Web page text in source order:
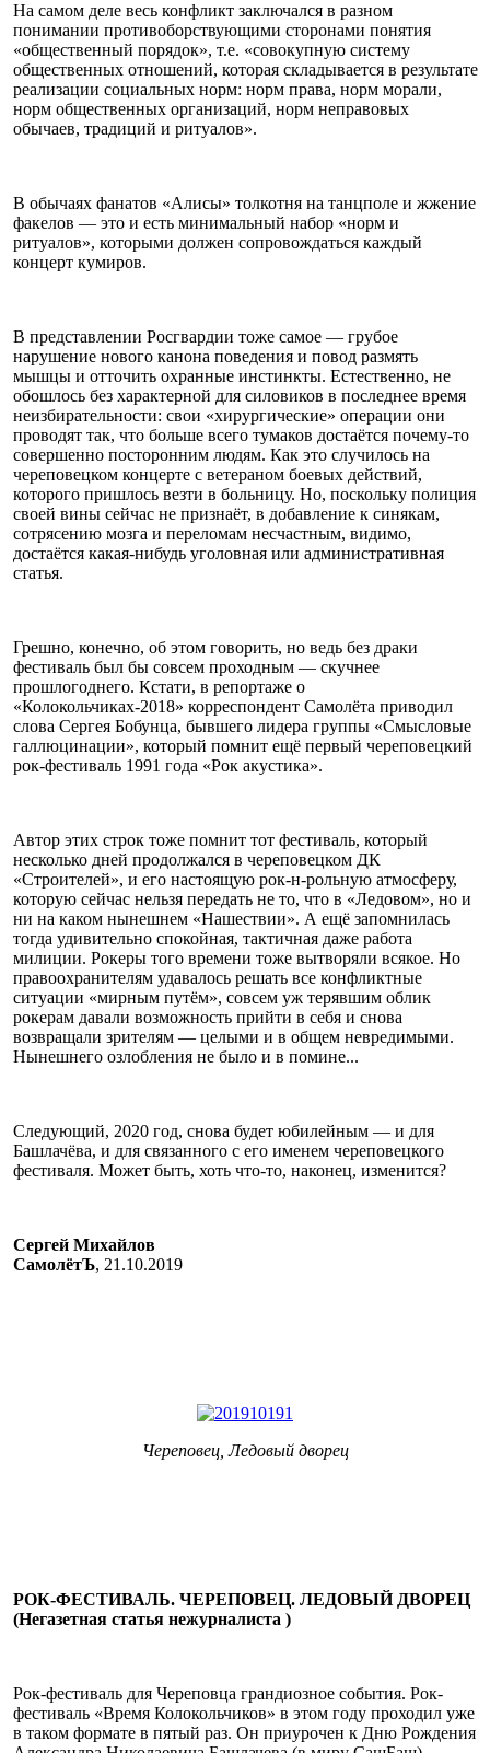
На самом деле весь конфликт заключался в разном
понимании противоборствующими сторонами понятия
«общественный порядок», т.е. «совокупную систему
общественных отношений, которая складывается в результате
реализации социальных норм: норм права, норм морали,
норм общественных организаций, норм неправовых
обычаев, традиций и ритуалов».
В обычаях фанатов «Алисы» толкотня на танцполе и жжение
факелов — это и есть минимальный набор «норм и
ритуалов», которыми должен сопровождаться каждый
концерт кумиров.
В представлении Росгвардии тоже самое — грубое
нарушение нового канона поведения и повод размять
мышцы и отточить охранные инстинкты. Естественно, не
обошлось без характерной для силовиков в последнее время
неизбирательности: свои «хирургические» операции они
проводят так, что больше всего тумаков достаётся почему-то
совершенно посторонним людям. Как это случилось на
череповецком концерте с ветераном боевых действий,
которого пришлось везти в больницу. Но, поскольку полиция
своей вины сейчас не признаёт, в добавление к синякам,
сотрясению мозга и переломам несчастным, видимо,
достаётся какая-нибудь уголовная или административная
статья.
Грешно, конечно, об этом говорить, но ведь без драки
фестиваль был бы совсем проходным — скучнее
прошлогоднего. Кстати, в репортаже о
«Колокольчиках-2018» корреспондент Самолёта приводил
слова Сергея Бобунца, бывшего лидера группы «Смысловые
галлюцинации», который помнит ещё первый череповецкий
рок-фестиваль 1991 года «Рок акустика».
Автор этих строк тоже помнит тот фестиваль, который
несколько дней продолжался в череповецком ДК
«Строителей», и его настоящую рок-н-рольную атмосферу,
которую сейчас нельзя передать не то, что в «Ледовом», но и
ни на каком нынешнем «Нашествии». А ещё запомнилась
тогда удивительно спокойная, тактичная даже работа
милиции. Рокеры того времени тоже вытворяли всякое. Но
правоохранителям удавалось решать все конфликтные
ситуации «мирным путём», совсем уж терявшим облик
рокерам давали возможность прийти в себя и снова
возвращали зрителям — целыми и в общем невредимыми.
Нынешнего озлобления не было и в помине...
Следующий, 2020 год, снова будет юбилейным — и для
Башлачёва, и для связанного с его именем череповецкого
фестиваля. Может быть, хоть что-то, наконец, изменится?
Сергей Михайлов
СамолётЪ, 21.10.2019
Череповец, Ледовый дворец
РОК-ФЕСТИВАЛЬ. ЧЕРЕПОВЕЦ. ЛЕДОВЫЙ ДВОРЕЦ
(Негазетная статья нежурналиста )
Рок-фестиваль для Череповца грандиозное события. Рок-
фестиваль «Время Колокольчиков» в этом году проходил уже
в таком формате в пятый раз. Он приурочен к Дню Рождения